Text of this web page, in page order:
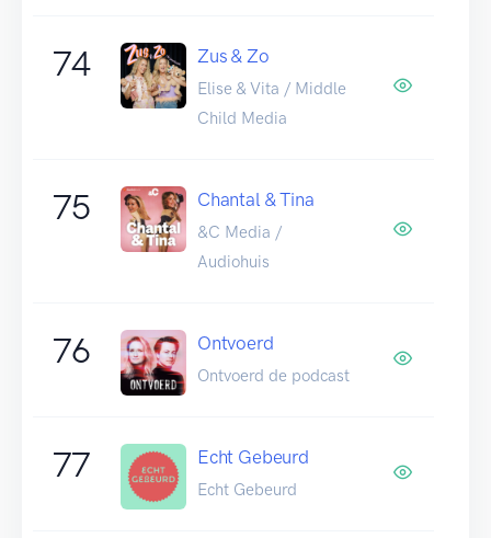
74 Zus & Zo
Elise & Vita / Middle
Child Media
75 Chantal & Tina
&C Media /
Audiohuis
76 Ontvoerd
Ontvoerd de podcast
77 Echt Gebeurd
Echt Gebeurd